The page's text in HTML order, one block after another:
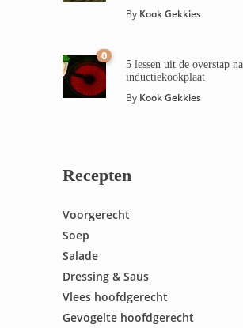
By Kook Gekkies
0
5 lessen uit de overstap
inductiekookplaat
By Kook Gekkies
Recepten
Voorgerecht
Soep
Salade
Dressing & Saus
Vlees hoofdgerecht
Gevogelte hoofdgerecht